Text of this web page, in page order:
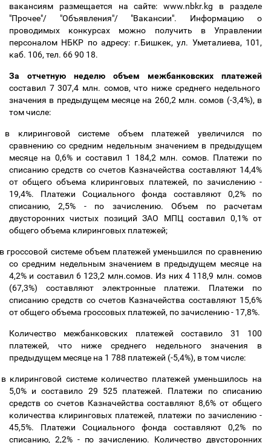
вакансиям размещается на сайте: www.nbkr.kg в разделе
"Прочее"/ "Объявления"/ "Вакансии". Информацию о
проводимых конкурсах можно получить в Управлении
персоналом НБКР по адресу: г.Бишкек, ул. Уметалиева, 101,
каб. 106, тел. 66 90 18.
За отчетную неделю объем межбанковских платежей
составил 7 307,4 млн. сомов, что ниже среднего недельного
значения в предыдущем месяце на 260,2 млн. сомов (-3,4%), в
том числе:
в клиринговой системе объем платежей увеличился по
сравнению со средним недельным значением в предыдущем
месяце на 0,6% и составил 1 184,2 млн. сомов. Платежи по
списанию средств со счетов Казначейства составляют 14,4%
от общего объема клиринговых платежей, по зачислению -
19,4%. Платежи Социального фонда составляют 0,2% по
списанию, 2,5% - по зачислению. Объем по расчетам
двусторонних чистых позиций ЗАО МПЦ составил 0,1% от
общего объема клиринговых платежей;
в гроссовой системе объем платежей уменьшился по сравнению
со средним недельным значением в предыдущем месяце на
4,2% и составил 6 123,2 млн.сомов. Из них 4 118,9 млн. сомов
(67,3%) составляют электронные платежи. Платежи по
списанию средств со счетов Казначейства составляют 15,6%
от общего объема гроссовых платежей, по зачислению - 17,8%.
Количество межбанковских платежей составило 31 100
платежей, что ниже среднего недельного значения в
предыдущем месяце на 1 788 платежей (-5,4%), в том числе:
в клиринговой системе количество платежей уменьшилось на
5,0% и составило 29 525 платежей. Платежи по списанию
средств со счетов Казначейства составляют 8,6% от общего
количества клиринговых платежей, платежи по зачислению -
45,5%. Платежи Социального фонда составляют 0,2% по
списанию, 2,2% - по зачислению. Количество двусторонних